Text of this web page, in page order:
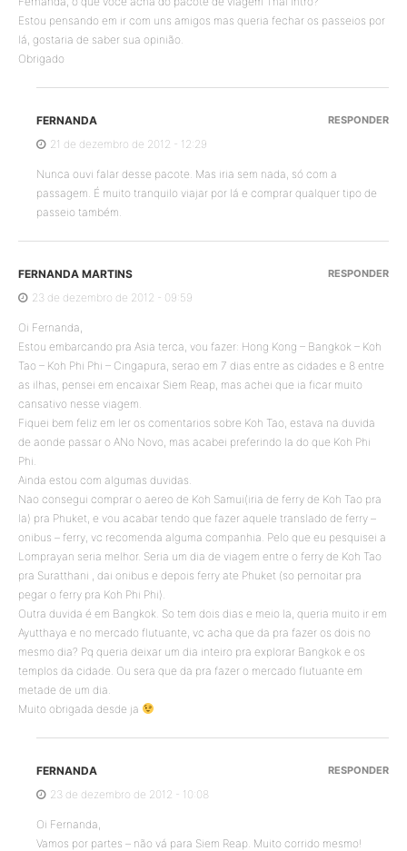
Estou pensando em ir com uns amigos mas queria fechar os passeios por
lá, gostaria de saber sua opinião.
Obrigado
FERNANDA
21 de dezembro de 2012 - 12:29
Nunca ouvi falar desse pacote. Mas iria sem nada, só com a
passagem. É muito tranquilo viajar por lá e comprar qualquer tipo de
passeio também.
RESPONDER
FERNANDA MARTINS
23 de dezembro de 2012 - 09:59
Oi Fernanda,
Estou embarcando pra Asia terca, vou fazer: Hong Kong – Bangkok – Koh
Tao – Koh Phi Phi – Cingapura, serao em 7 dias entre as cidades e 8 entre
as ilhas, pensei em encaixar Siem Reap, mas achei que ia ficar muito
cansativo nesse viagem.
Fiquei bem feliz em ler os comentarios sobre Koh Tao, estava na duvida
de aonde passar o ANo Novo, mas acabei preferindo la do que Koh Phi
Phi.
Ainda estou com algumas duvidas.
Nao consegui comprar o aereo de Koh Samui(iria de ferry de Koh Tao pra
la) pra Phuket, e vou acabar tendo que fazer aquele translado de ferry –
onibus – ferry, vc recomenda alguma companhia. Pelo que eu pesquisei a
Lomprayan seria melhor. Seria um dia de viagem entre o ferry de Koh Tao
pra Suratthani , dai onibus e depois ferry ate Phuket (so pernoitar pra
pegar o ferry pra Koh Phi Phi).
Outra duvida é em Bangkok. So tem dois dias e meio la, queria muito ir em
Ayutthaya e no mercado flutuante, vc acha que da pra fazer os dois no
mesmo dia? Pq queria deixar um dia inteiro pra explorar Bangkok e os
templos da cidade. Ou sera que da pra fazer o mercado flutuante em
metade de um dia.
Muito obrigada desde ja
RESPONDER
FERNANDA
23 de dezembro de 2012 - 10:08
Oi Fernanda,
Vamos por partes – não vá para Siem Reap. Muito corrido mesmo!
RESPONDER